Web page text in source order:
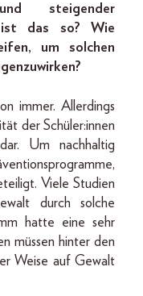
steigender
ist das so? Wie
um solchen
immer. Allerdings
der Schüler:innen
Um nachhaltig
Viele Studien
durch solche
hatte eine sehr
müssen hinter den
Weise auf Gewalt